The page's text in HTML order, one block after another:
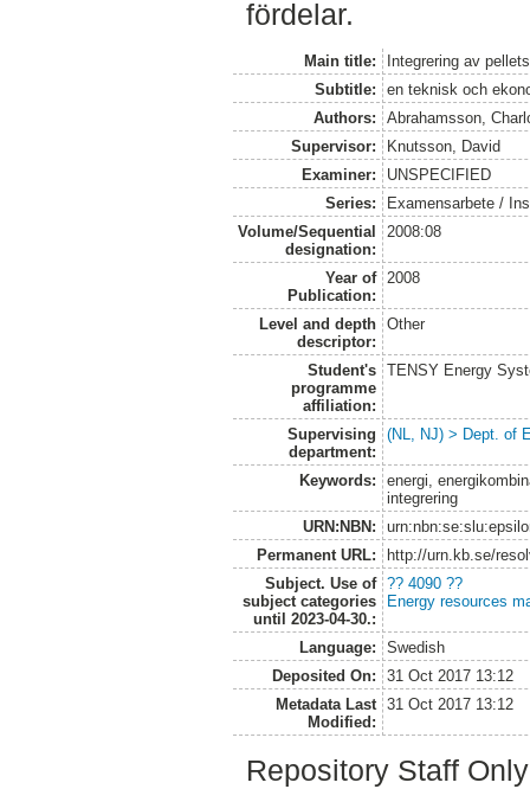
fördelar.
Main title:
Integrering av
Subtitle:
en teknisk och
Authors:
Abrahamsson,
Supervisor:
Knutsson, David
Examiner:
UNSPECIFIED
Series:
Examensarbete /
Volume/Sequential
designation:
2008:08
Year of
Publication:
2008
Level and depth
descriptor:
Other
Student's
programme
affiliation:
TENSY Energy
Supervising
department:
(NL, NJ) > Dept. of
Keywords:
energi,
integrering
URN:NBN:
Permanent URL:
http://urn.kb.se/
Subject. Use of
subject categories
until 2023-04-30.:
?? 4090 ??
Energy resources
Language:
Swedish
Deposited On:
31 Oct 2017 13:12
Metadata Last
Modified:
31 Oct 2017 13:12
Repository Staff